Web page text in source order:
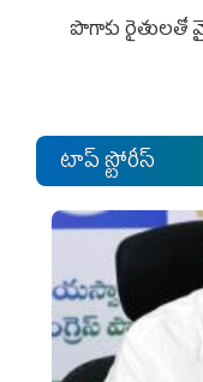
పొగాకు
టాప్ స్టోరీస్